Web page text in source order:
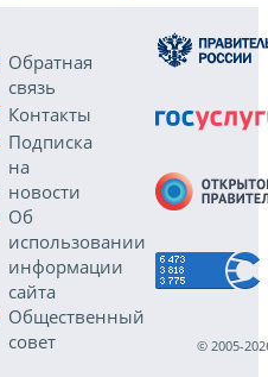
Обратная
связь
Контакты
Подписка
на
новости
Об
использовании
информации
сайта
Общественный
совет
© 2005-